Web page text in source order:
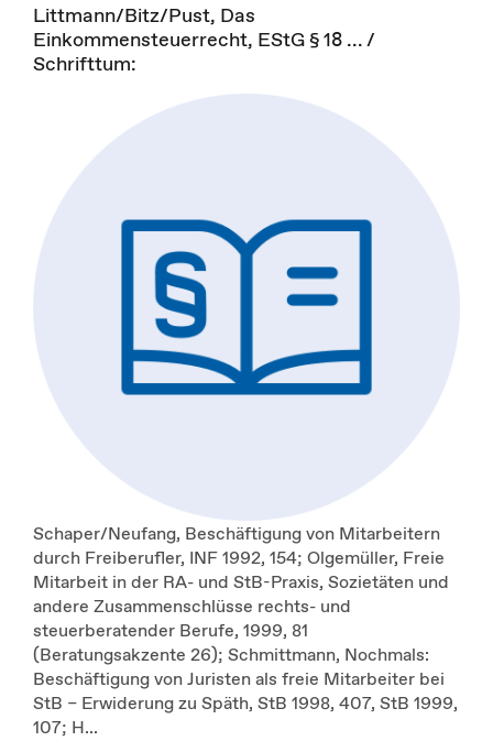
Littmann/Bitz/Pust, Das
Einkommensteuerrecht, EStG § 18 ... /
Schrifttum:
Schaper/Neufang, Beschäftigung von Mitarbeitern
durch Freiberufler, INF 1992, 154; Olgemüller, Freie
Mitarbeit in der RA- und StB-Praxis, Sozietäten und
andere Zusammenschlüsse rechts- und
steuerberatender Berufe, 1999, 81
(Beratungsakzente 26); Schmittmann, Nochmals:
Beschäftigung von Juristen als freie Mitarbeiter bei
StB – Erwiderung zu Späth, StB 1998, 407, StB 1999,
107; H...